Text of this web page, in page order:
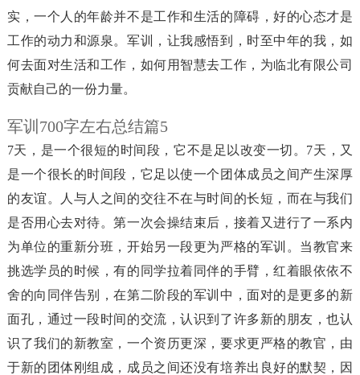
实，一个人的年龄并不是工作和生活的障碍，好的心态才是
工作的动力和源泉。军训，让我感悟到，时至中年的我，如
何去面对生活和工作，如何用智慧去工作，为临北有限公司
贡献自己的一份力量。
军训700字左右总结篇5
7天，是一个很短的时间段，它不是足以改变一切。7天，又
是一个很长的时间段，它足以使一个团体成员之间产生深厚
的友谊。人与人之间的交往不在与时间的长短，而在与我们
是否用心去对待。第一次会操结束后，接着又进行了一系内
为单位的重新分班，开始另一段更为严格的军训。当教官来
挑选学员的时候，有的同学拉着同伴的手臂，红着眼依依不
舍的向同伴告别，在第二阶段的军训中，面对的是更多的新
面孔，通过一段时间的交流，认识到了许多新的朋友，也认
识了我们的新教室，一个资历更深，要求更严格的教官，由
于新的团体刚组成，成员之间还没有培养出良好的默契，因